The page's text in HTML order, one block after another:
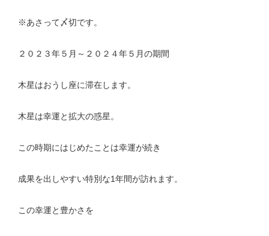
※あさって〆切です。
２０２３年５月～２０２４年５月の期間
木星はおうし座に滞在します。
木星は幸運と拡大の惑星。
この時期にはじめたことは幸運が続き
成果を出しやすい特別な1年間が訪れます。
この幸運と豊かさを